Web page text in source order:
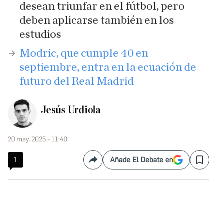
desean triunfar en el fútbol, pero
deben aplicarse también en los
estudios
Modric, que cumple 40 en
septiembre, entra en la ecuación de
futuro del Real Madrid
Jesús Urdiola
20 may. 2025 - 11:40
1 CompartirAñade El Debate en Save